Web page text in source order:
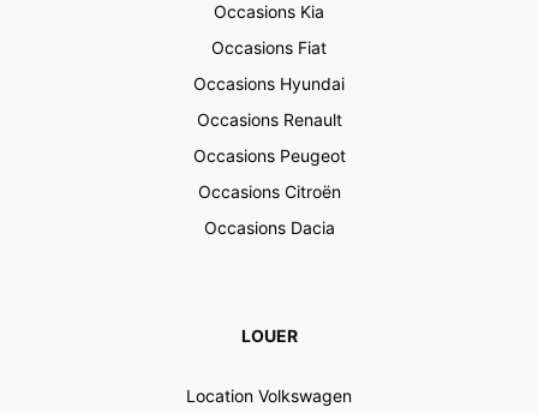
Occasions Kia
Occasions Fiat
Occasions Hyundai
Occasions Renault
Occasions Peugeot
Occasions Citroën
Occasions Dacia
LOUER
Location Volkswagen